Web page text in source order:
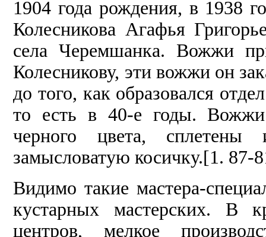
1904 года рождения, в 1938
Колесникова Агафья
села Черемшанка. Вожжи
Колесникову, эти вожжи он
до того, как образовался
то есть в 40-е годы.
черного цвета,
замысловатую косичку.[1. 87-
Видимо такие мастера-
кустарных мастерских. В
центров, мелкое